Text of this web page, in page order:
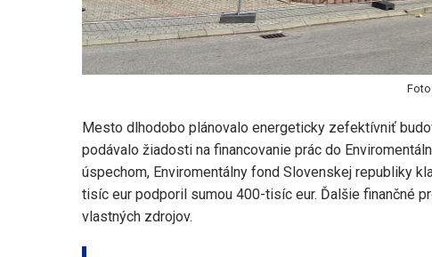
Mesto dlhodobo plánovalo energeticky zefektívniť
podávalo žiadosti na financovanie prác do
úspechom, Enviromentálny fond Slovenskej republiky
tisíc eur podporil sumou 400-tisíc eur. Ďalšie finančné
vlastných zdrojov.